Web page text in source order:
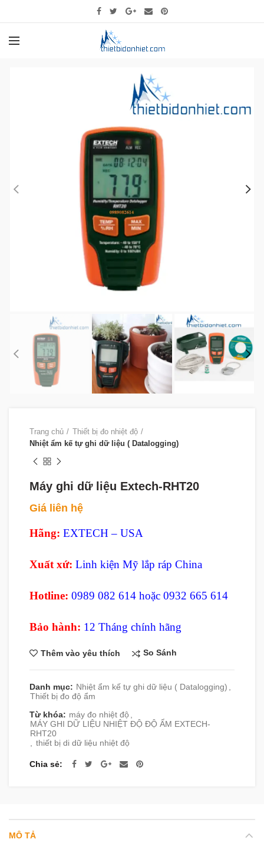
Trang chủ
Thiết bị đo nhiệt độ
Nhiệt ẩm kế tự ghi dữ liệu ( Datalogging)
Máy ghi dữ liệu Extech-RHT20
Giá liên hệ
Hãng: EXTECH – USA
Xuất xứ: Linh kiện Mỹ lắp ráp China
Hotline: 0989 082 614 hoặc 0932 665 614
Bảo hành: 12 Tháng chính hãng
Thêm vào yêu thích So Sánh
Danh mục: Nhiệt ẩm kế tự ghi dữ liệu ( Datalogging)
Thiết bị đo độ ẩm
Từ khóa: máy đo nhiệt độ
MÁY GHI DỮ LIỆU NHIỆT ĐỘ ĐỘ ẨM EXTECH-
RHT20
thiết bị di dữ liệu nhiệt độ
Chia sẻ
MÔ TẢ